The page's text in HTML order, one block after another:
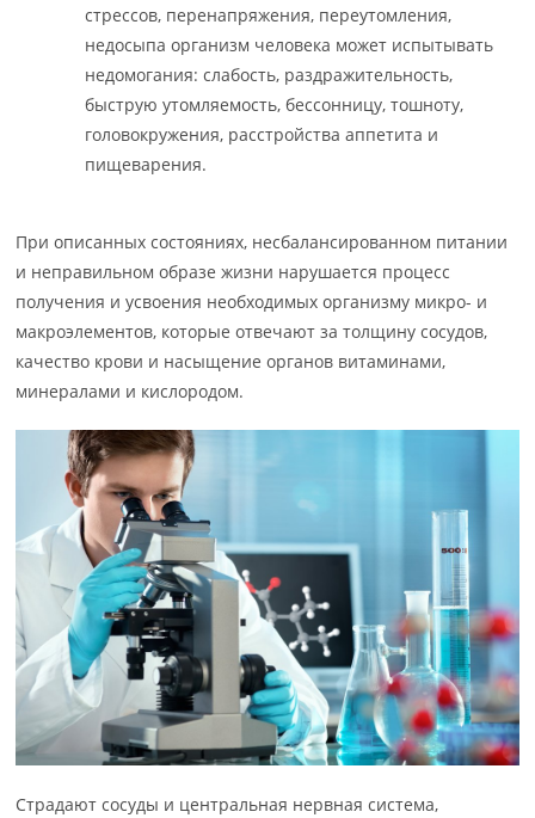
стрессов, перенапряжения, переутомления,
недосыпа организм человека может испытывать
недомогания: слабость, раздражительность,
быструю утомляемость, бессонницу, тошноту,
головокружения, расстройства аппетита и
пищеварения.
При описанных состояниях, несбалансированном питании
и неправильном образе жизни нарушается процесс
получения и усвоения необходимых организму микро- и
макроэлементов, которые отвечают за толщину сосудов,
качество крови и насыщение органов витаминами,
минералами и кислородом.
Страдают сосуды и центральная нервная система,